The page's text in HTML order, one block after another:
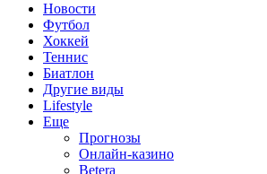
Новости
Футбол
Хоккей
Теннис
Биатлон
Другие виды
Lifestyle
Еще
Прогнозы
Онлайн-казино
Betera